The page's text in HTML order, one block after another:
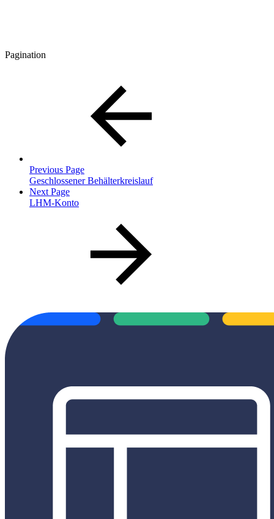
Pagination
Previous Page
Geschlossener Behälterkreislauf
Next Page
LHM-Konto